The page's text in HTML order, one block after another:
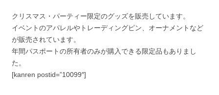
クリスマス・パーティー限定のグッズを販売しています。
イベントのアパレルやトレーディングピン、オーナメントなど
が販売されています。
年間パスポートの所有者のみが購入できる限定品もありまし
た。
[kanren postid=”10099″]